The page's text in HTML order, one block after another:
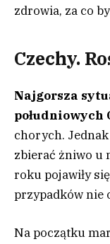
zdrowia, za co
Czechy.
Najgorsza
południowych
chorych.
zbierać żniwo u
roku pojawiły
przypadków nie
Na początku